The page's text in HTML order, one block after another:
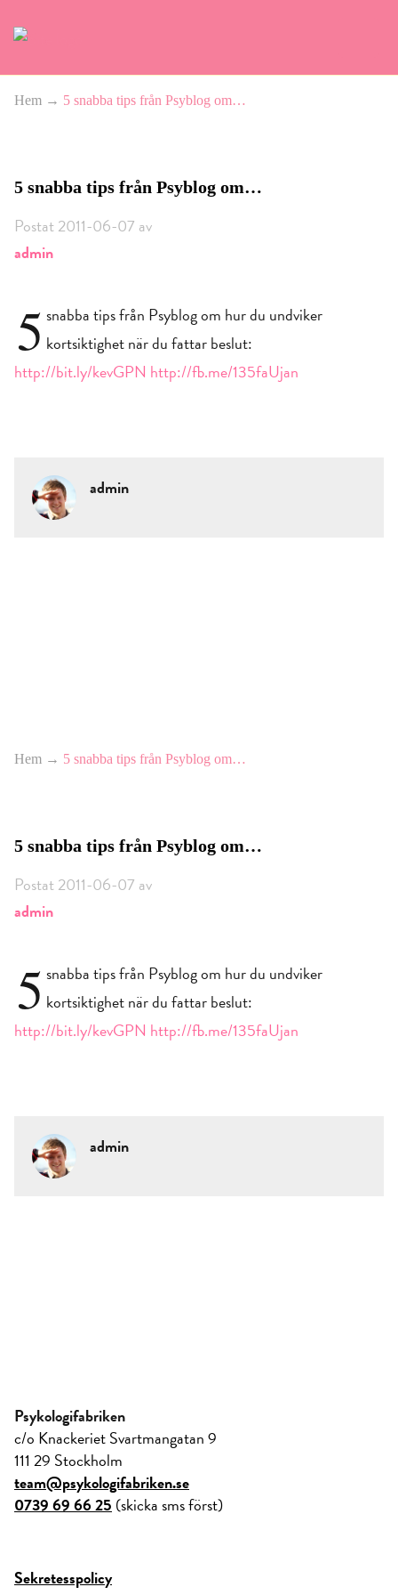
Hem → 5 snabba tips från Psyblog om…
5 snabba tips från Psyblog om…
Postat 2011-06-07 av
admin
5 snabba tips från Psyblog om hur du undviker
kortsiktighet när du fattar beslut:
http://bit.ly/kevGPN http://fb.me/135faUjan
admin
Hem → 5 snabba tips från Psyblog om…
5 snabba tips från Psyblog om…
Postat 2011-06-07 av
admin
5 snabba tips från Psyblog om hur du undviker
kortsiktighet när du fattar beslut:
http://bit.ly/kevGPN http://fb.me/135faUjan
admin
Psykologifabriken
c/o Knackeriet Svartmangatan 9
111 29 Stockholm
team@psykologifabriken.se
0739 69 66 25 (skicka sms först)
Sekretesspolicy